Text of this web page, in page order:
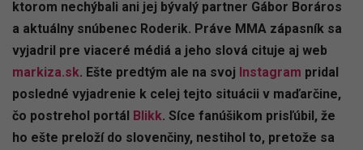
ktorom nechýbali ani jej bývalý partner Gábor Boráros
a aktuálny snúbenec Roderik. Práve MMA zápasník sa
vyjadril pre viaceré médiá a jeho slová cituje aj web
markiza.sk. Ešte predtým ale na svoj Instagram pridal
posledné vyjadrenie k celej tejto situácii v maďarčine,
čo postrehol portál Blikk. Síce fanúšikom prisľúbil, že
ho ešte preloží do slovenčiny, nestihol to, pretože sa